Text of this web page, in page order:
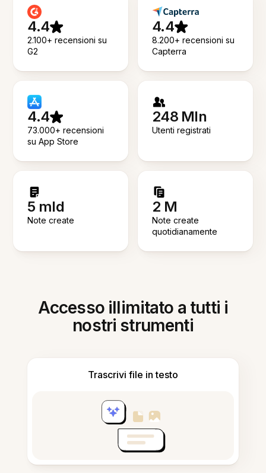
4.4
2.100+ recensioni su
G2
4.4
8.200+ recensioni su
Capterra
4.4
73.000+ recensioni
su App Store
248 Mln
Utenti registrati
5 mld
Note create
2 M
Note create
quotidianamente
Accesso illimitato a tutti i
nostri strumenti
Trascrivi file in testo